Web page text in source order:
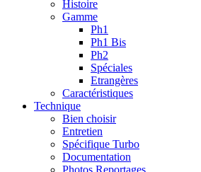
Histoire
Gamme
Ph1
Ph1 Bis
Ph2
Spéciales
Etrangères
Caractéristiques
Technique
Bien choisir
Entretien
Spécifique Turbo
Documentation
Photos Reportages